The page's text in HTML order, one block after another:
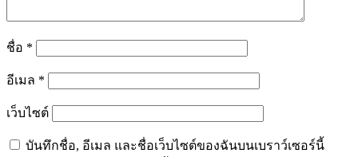
ชื่อ *
อีเมล *
เว็บไซต์
บันทึกชื่อ, อีเมล และชื่อเว็บไซต์ของฉันบนเบราว์เซอร์นี้